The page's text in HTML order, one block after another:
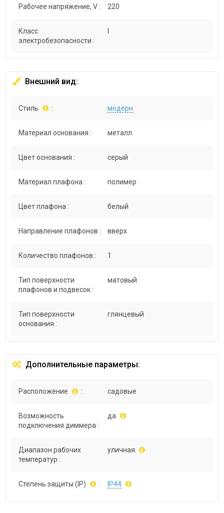
Рабочее напряжение, V : 220
Класс
электробезопасности :
Внешний вид:
Стиль : модерн
Материал основания : металл
Цвет основания : серый
Материал плафона : полимер
Цвет плафона : белый
Направление плафонов : вверх
Количество плафонов : 1
Тип поверхности
плафонов и подвесок :
матовый
Тип поверхности
основания :
глянцевый
Дополнительные параметры:
Расположение : садовые
Возможность
подключения диммера :
да
Диапазон рабочих
температур :
уличная
Степень защиты (IP) : IP44